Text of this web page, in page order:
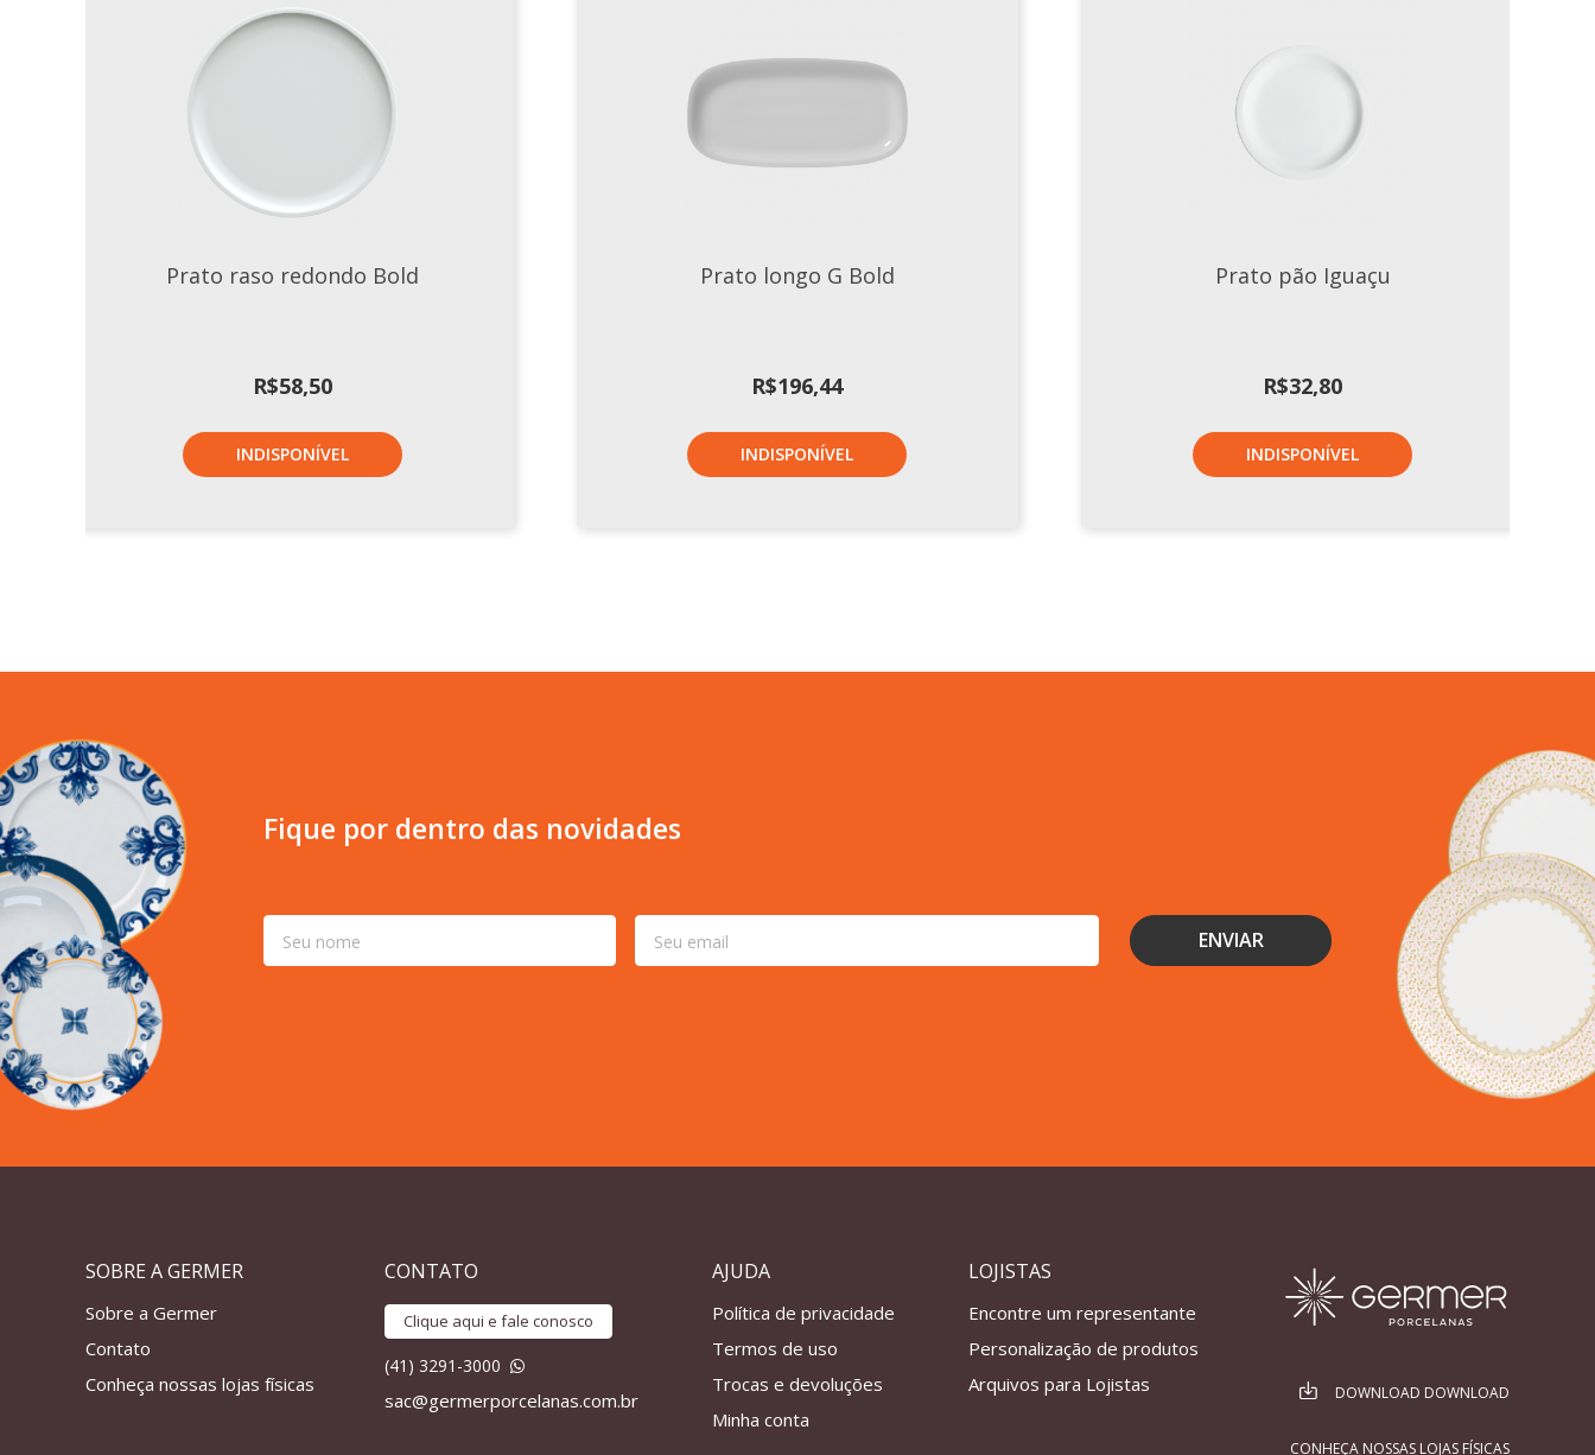
Prato raso redondo Bold
R$58,50
INDISPONÍVEL
Prato longo G Bold
R$196,44
INDISPONÍVEL
Prato pão Iguaçu
R$32,80
INDISPONÍVEL
Fique por dentro das novidades
SOBRE A GERMER
Sobre a Germer
Contato
Conheça nossas lojas físicas
CONTATO
Clique aqui e fale conosco
(41) 3291-3000
sac@germerporcelanas.com.br
AJUDA
Política de privacidade
Termos de uso
Trocas e devoluções
Minha conta
LOJISTAS
Encontre um representante
Personalização de produtos
Arquivos para Lojistas
DOWNLOAD DOWNLOAD
CONHEÇA NOSSAS LOJAS FÍSICAS